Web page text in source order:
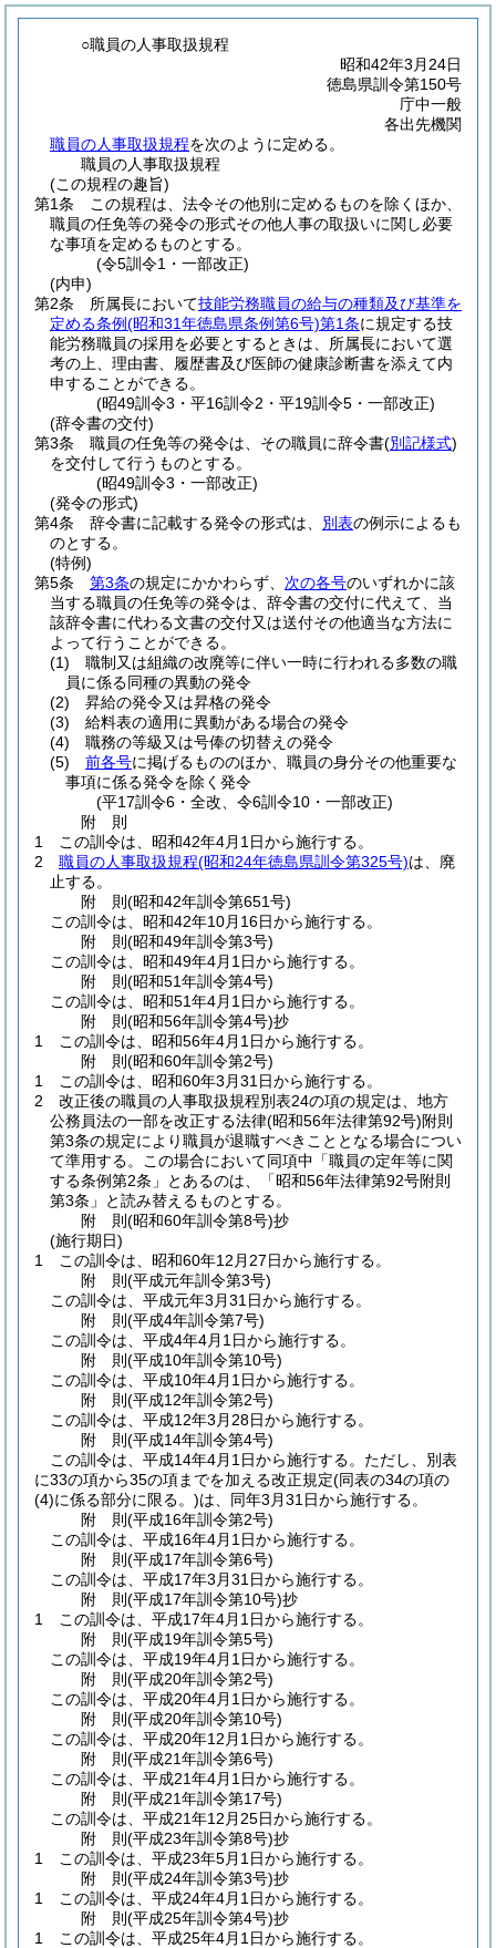
○職員の人事取扱規程
昭和42年3月24日
徳島県訓令第150号
庁中一般
各出先機関
職員の人事取扱規程を次のように定める。
職員の人事取扱規程
(この規程の趣旨)
第1条
この規程は、法令その他別に定めるものを除くほか、
職員の任免等の発令の形式その他人事の取扱いに関し必要
な事項を定めるものとする。
(令5訓令1・一部改正)
(内申)
第2条
所属長において技能労務職員の給与の種類及び基準を
定める条例(昭和31年徳島県条例第6号)第1条に規定する技
能労務職員の採用を必要とするときは、所属長において選
考の上、理由書、履歴書及び医師の健康診断書を添えて内
申することができる。
(昭49訓令3・平16訓令2・平19訓令5・一部改正)
(辞令書の交付)
第3条
職員の任免等の発令は、その職員に辞令書(別記様式)
を交付して行うものとする。
(昭49訓令3・一部改正)
(発令の形式)
第4条
辞令書に記載する発令の形式は、 別表の例示によるも
のとする。
(特例)
第5条
第3条の規定にかかわらず、 次の各号のいずれかに該
当する職員の任免等の発令は、辞令書の交付に代えて、当
該辞令書に代わる文書の交付又は送付その他適当な方法に
よって行うことができる。
(1)
職制又は組織の改廃等に伴い一時に行われる多数の職
員に係る同種の異動の発令
(2)
昇給の発令又は昇格の発令
(3)
給料表の適用に異動がある場合の発令
(4)
職務の等級又は号俸の切替えの発令
(5)
前各号に掲げるもののほか、職員の身分その他重要な
事項に係る発令を除く発令
(平17訓令6・全改、令6訓令10・一部改正)
附 則
1
この訓令は、昭和42年4月1日から施行する。
2
職員の人事取扱規程(昭和24年徳島県訓令第325号)は、廃
止する。
附 則(昭和42年訓令第651号)
この訓令は、昭和42年10月16日から施行する。
附 則(昭和49年訓令第3号)
この訓令は、昭和49年4月1日から施行する。
附 則(昭和51年訓令第4号)
この訓令は、昭和51年4月1日から施行する。
附 則(昭和56年訓令第4号)抄
1
この訓令は、昭和56年4月1日から施行する。
附 則(昭和60年訓令第2号)
1
この訓令は、昭和60年3月31日から施行する。
2
改正後の職員の人事取扱規程別表24の項の規定は、地方
公務員法の一部を改正する法律(昭和56年法律第92号)附則
第3条の規定により職員が退職すべきこととなる場合につい
て準用する。
この場合において同項中「職員の定年等に関
する条例第2条 」とあるのは、「昭和56年法律第92号附則
第3条 」と読み替えるものとする。
附 則(昭和60年訓令第8号)抄
(施行期日)
1
この訓令は、昭和60年12月27日から施行する。
附 則(平成元年訓令第3号)
この訓令は、平成元年3月31日から施行する。
附 則(平成4年訓令第7号)
この訓令は、平成4年4月1日から施行する。
附 則(平成10年訓令第10号)
この訓令は、平成10年4月1日から施行する。
附 則(平成12年訓令第2号)
この訓令は、平成12年3月28日から施行する。
附 則(平成14年訓令第4号)
この訓令は、平成14年4月1日から施行する。 ただし、別表
に33の項から35の項までを加える改正規定(同表の34の項の
(4)に係る部分に限る。)は、同年3月31日から施行する。
附 則(平成16年訓令第2号)
この訓令は、平成16年4月1日から施行する。
附 則(平成17年訓令第6号)
この訓令は、平成17年3月31日から施行する。
附 則(平成17年訓令第10号)抄
1
この訓令は、平成17年4月1日から施行する。
附 則(平成19年訓令第5号)
この訓令は、平成19年4月1日から施行する。
附 則(平成20年訓令第2号)
この訓令は、平成20年4月1日から施行する。
附 則(平成20年訓令第10号)
この訓令は、平成20年12月1日から施行する。
附 則(平成21年訓令第6号)
この訓令は、平成21年4月1日から施行する。
附 則(平成21年訓令第17号)
この訓令は、平成21年12月25日から施行する。
附 則(平成23年訓令第8号)抄
1
この訓令は、平成23年5月1日から施行する。
附 則(平成24年訓令第3号)抄
1
この訓令は、平成24年4月1日から施行する。
附 則(平成25年訓令第4号)抄
1
この訓令は、平成25年4月1日から施行する。